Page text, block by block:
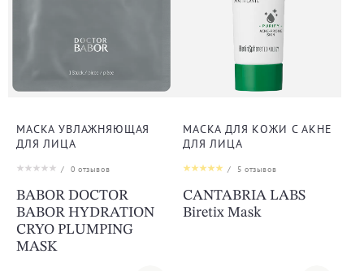
МАСКА УВЛАЖНЯЮЩАЯ
ДЛЯ ЛИЦА
/ 0 отзывов
BABOR DOCTOR
BABOR HYDRATION
CRYO PLUMPING
MASK
МАСКА ДЛЯ КОЖИ С АКНЕ
ДЛЯ ЛИЦА
/ 5 отзывов
CANTABRIA LABS
Biretix Mask